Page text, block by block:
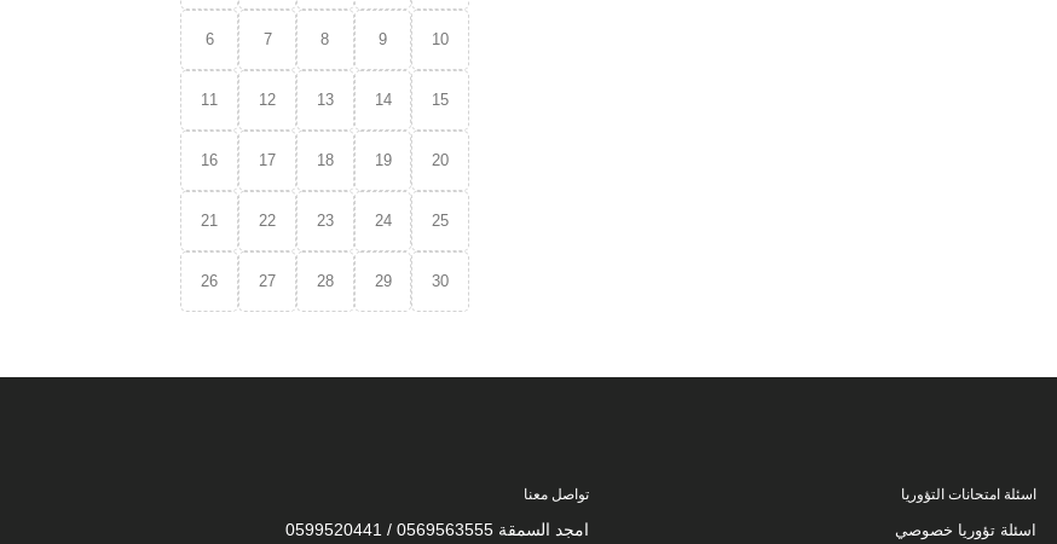
6 7 8 9 10
11 12 13 14 15
16 17 18 19 20
21 22 23 24 25
26 27 28 29 30
تواصل معنا
امجد السمقة 0569563555 / 0599520441
اسئلة امتحانات التؤوريا
اسئلة تؤوريا خصوصي